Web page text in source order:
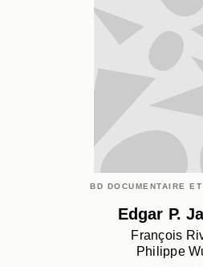
BD DOCUMENTAIRE
Edgar P.
François
Philippe